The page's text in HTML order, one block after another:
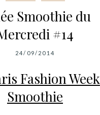
Smoothie du
#14
24/09/2014
Fashion Week
Smoothie